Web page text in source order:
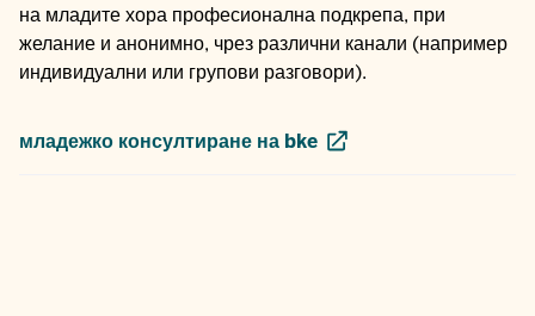
на младите хора професионална подкрепа, при
желание и анонимно, чрез различни канали (например
индивидуални или групови разговори).
младежко консултиране на bke